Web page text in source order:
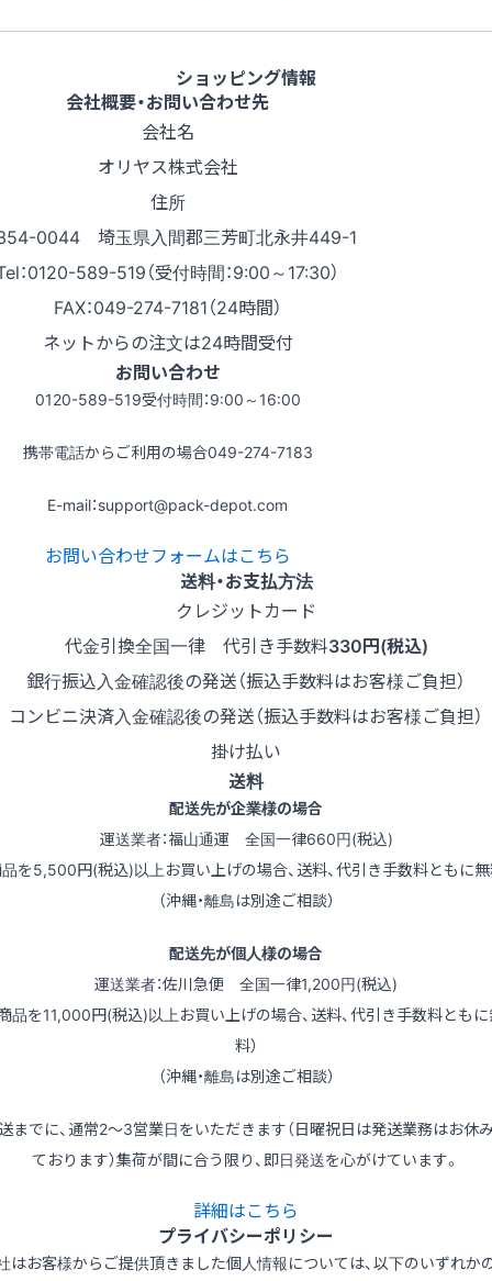
ショッピング情報
会社概要・お問い合わせ先
会社名
オリヤス株式会社
住所
0044 埼玉県入間郡三芳町北永井449-1
：0120-589-519（受付時間：9:00～17:30）
FAX：049-274-7181（24時間）
ネットからの注文は24時間受付
お問い合わせ
0120-589-519受付時間：9:00～16:00
携帯電話からご利用の場合049-274-7183
E-mail：support@pack-depot.com
お問い合わせフォームはこちら
送料・お支払方法
クレジットカード
代金引換全国一律 代引き手数料330円(税込)
銀行振込入金確認後の発送（振込手数料はお客様ご負担）
コンビニ決済入金確認後の発送（振込手数料はお客様ご負担）
掛け払い
送料
配送先が企業様の場合
運送業者：福山通運 全国一律660円(税込)
品を5,500円(税込)以上お買い上げの場合、送料、代引き手数料ともに無
（沖縄・離島は別途ご相談）
配送先が個人様の場合
運送業者：佐川急便 全国一律1,200円(税込)
品を11,000円(税込)以上お買い上げの場合、送料、代引き手数料とも
料）
（沖縄・離島は別途ご相談）
までに、通常2～3営業日をいただきます（日曜祝日は発送業務はお休
ております）集荷が間に合う限り、即日発送を心がけています。
詳細はこちら
プライバシーポリシー
はお客様からご提供頂きました個人情報については、以下のいずれか